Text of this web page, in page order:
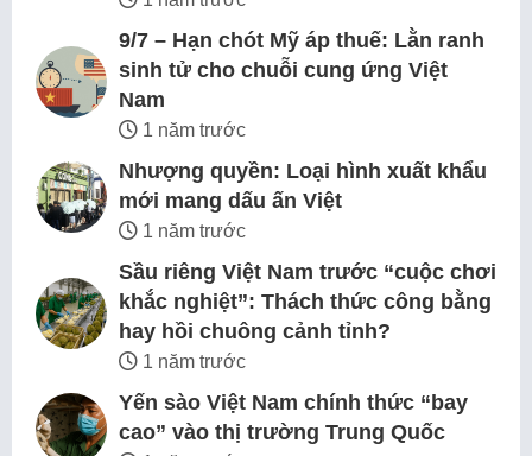
9/7 – Hạn chót Mỹ áp thuế: Lằn ranh
sinh tử cho chuỗi cung ứng Việt
Nam
1 năm trước
Nhượng quyền: Loại hình xuất khẩu
mới mang dấu ấn Việt
1 năm trước
Sầu riêng Việt Nam trước “cuộc chơi
khắc nghiệt”: Thách thức công bằng
hay hồi chuông cảnh tỉnh?
1 năm trước
Yến sào Việt Nam chính thức “bay
cao” vào thị trường Trung Quốc